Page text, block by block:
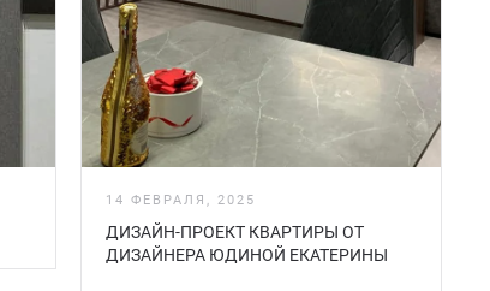
14 ФЕВРАЛЯ, 2025
ДИЗАЙН-ПРОЕКТ КВАРТИРЫ ОТ
ДИЗАЙНЕРА ЮДИНОЙ ЕКАТЕРИНЫ